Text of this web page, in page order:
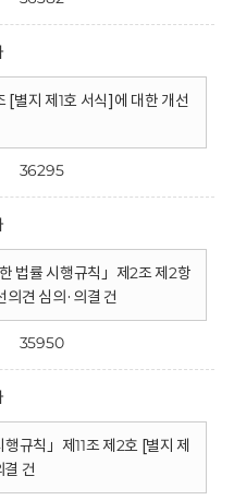
[별지 제1호 서식]에 대한 개선
36295
법률 시행규칙」제2조 제2항
견 심의·의결 건
35950
규칙」제11조 제2호 [별지 제
건